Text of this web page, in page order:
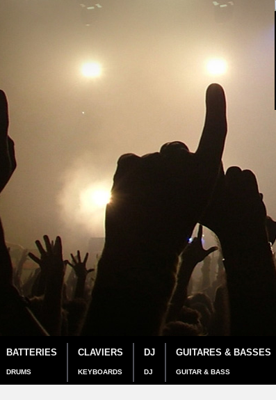
BATTERIES
DRUMS
CLAVIERS
KEYBOARDS
DJ
DJ
GUITARES & BASSES
GUITAR & BASS